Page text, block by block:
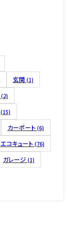
玄関 (1)
(2)
(15)
カーポート (6)
エコキュート (76)
ガレージ (1)